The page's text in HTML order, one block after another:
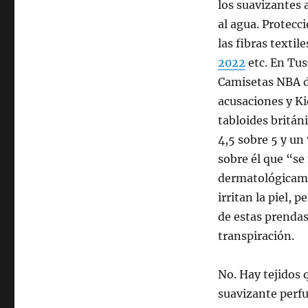
los suavizantes
al agua.
las fibras
2022 etc. En
Camisetas NBA
acusaciones y
tabloides
4,5 sobre 5 y
sobre él que
irritan la piel,
de estas
transpiración.
No. Hay tejidos
suavizante